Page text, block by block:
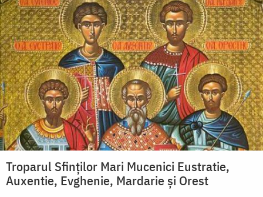
Troparul Sfinţilor Mari Mucenici Eustratie,
Auxentie, Evghenie, Mardarie şi Orest